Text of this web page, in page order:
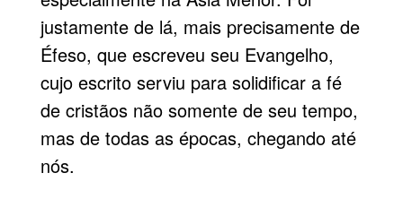
justamente de lá, mais precisamente de
Éfeso, que escreveu seu Evangelho,
cujo escrito serviu para solidificar a fé
de cristãos não somente de seu tempo,
mas de todas as épocas, chegando até
nós.